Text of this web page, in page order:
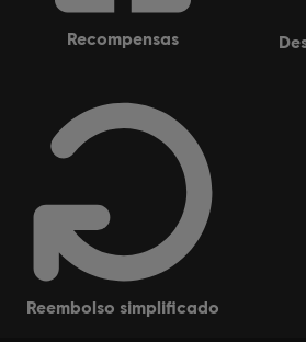
recompensas
reembolso simplificado